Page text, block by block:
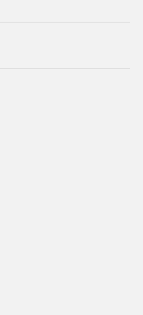
компонент,
машинам и
группам
заданий